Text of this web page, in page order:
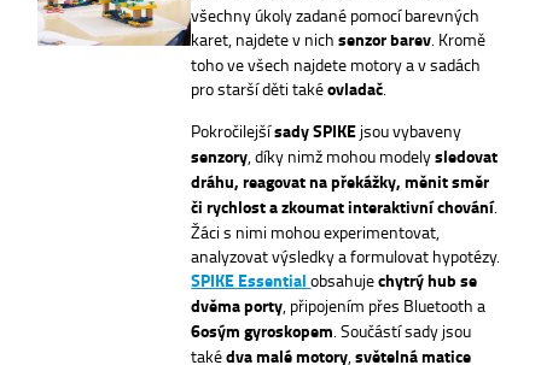
všechny úkoly zadané pomocí barevných
karet, najdete v nichsenzor barev . Kromě
toho ve všech najdete motory a v sadách
pro starší děti takéovladač
Pokročilejšísady SPIKE jsou vybaveny
senzory , díky nimž mohou modelysledovat
dráhu, reagovat na překážky, měnit směr
či rychlost a zkoumat interaktivní chování.
Žáci s nimi mohou experimentovat,
analyzovat výsledky a formulovat hypotézy.
SPIKE Essentialobsahujechytrý hub se
dvěma porty , připojením přes Bluetooth a
6osým gyroskopem . Součástí sady jsou
takédva malé motory ,světelná matice